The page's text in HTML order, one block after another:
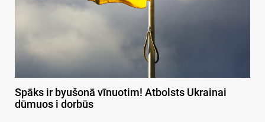
Spāks ir byušonā vīnuotim! Atbolsts Ukrainai
dūmuos i dorbūs